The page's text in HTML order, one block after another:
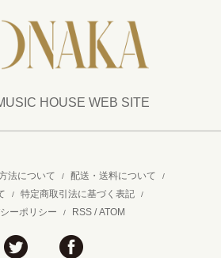
HOUSE WEB SITE
法について / 配送・送料について /
/ 特定商取引法に基づく表記 /
ーポリシー / RSS /ATOM